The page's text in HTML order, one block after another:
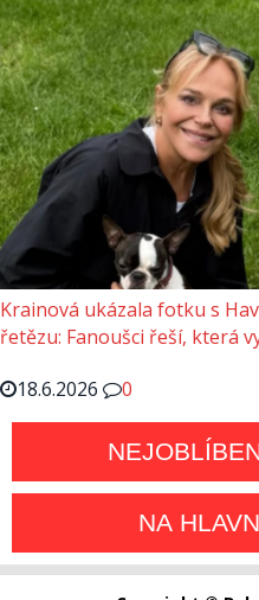
Krainová ukázala fotku s
řetězu: Fanoušci řeší, která
18.6.2026
0
NA